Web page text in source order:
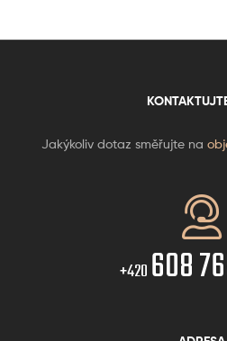
Jakýkoliv dotaz směřujte na
+420 608